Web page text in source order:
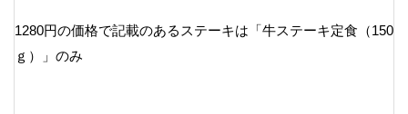
1280円の価格で記載のあるステーキは「牛ステーキ定食（150
ｇ）」のみ